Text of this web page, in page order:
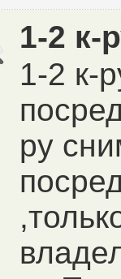
1-2 к-
1-2 к-
ру